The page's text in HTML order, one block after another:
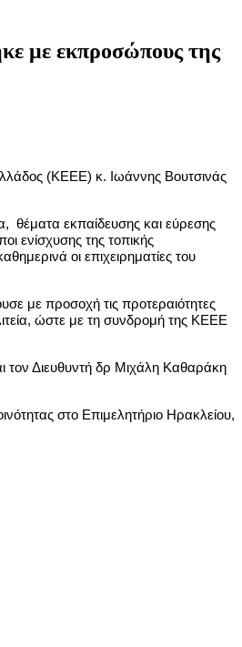
με εκπροσώπους της
(ΚΕΕΕ) κ. Ιωάννης Βουτσινάς
θέματα εκπαίδευσης και εύρεσης
ενίσχυσης της τοπικής
οι επιχειρηματίες του
με προσοχή τις προτεραιότητες
ώστε με τη συνδρομή της ΚΕΕΕ
τον Διευθυντή δρ Μιχάλη Καθαράκη
στο Επιμελητήριο Ηρακλείου,